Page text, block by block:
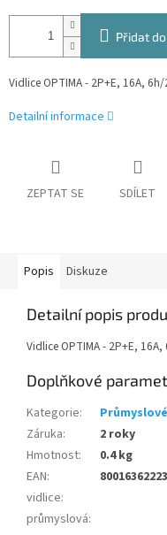
Přidat
Vidlice OPTIMA - 2P+E, 16A,
Detailní informace
ZEPTAT SE SDÍLET
Popis Diskuze
Detailní popis
Vidlice OPTIMA - 2P+E,
Doplňkové
Kategorie:
Záruka:
2 roky
Hmotnost:
0.4 kg
EAN:
vidlice:
průmyslová: